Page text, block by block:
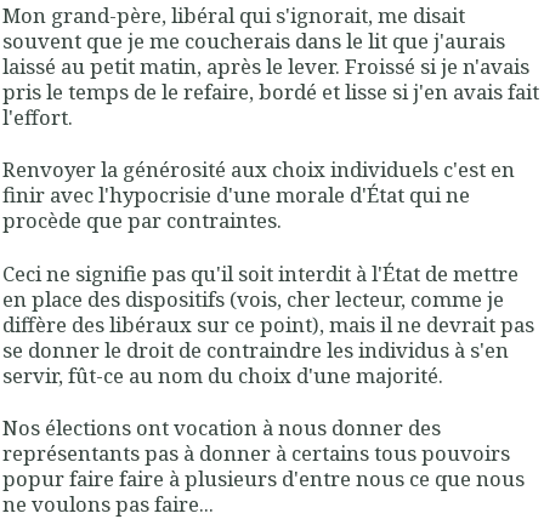
Mon grand-père, libéral qui s'ignorait, me disait
souvent que je me coucherais dans le lit que j'aurais
laissé au petit matin, après le lever. Froissé si je n'avais
pris le temps de le refaire, bordé et lisse si j'en avais fait
l'effort.
Renvoyer la générosité aux choix individuels c'est en
finir avec l'hypocrisie d'une morale d'État qui ne
procède que par contraintes.
Ceci ne signifie pas qu'il soit interdit à l'État de mettre
en place des dispositifs (vois, cher lecteur, comme je
diffère des libéraux sur ce point), mais il ne devrait pas
se donner le droit de contraindre les individus à s'en
servir, fût-ce au nom du choix d'une majorité.
Nos élections ont vocation à nous donner des
représentants pas à donner à certains tous pouvoirs
popur faire faire à plusieurs d'entre nous ce que nous
ne voulons pas faire...